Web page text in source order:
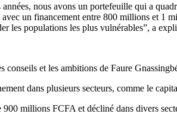
nous avons un portefeuille qui a
un financement entre 800 millions et 1
les populations les plus vulnérables”, a
conseils et les ambitions de Faure
dans plusieurs secteurs, comme le
millions FCFA et décliné dans divers